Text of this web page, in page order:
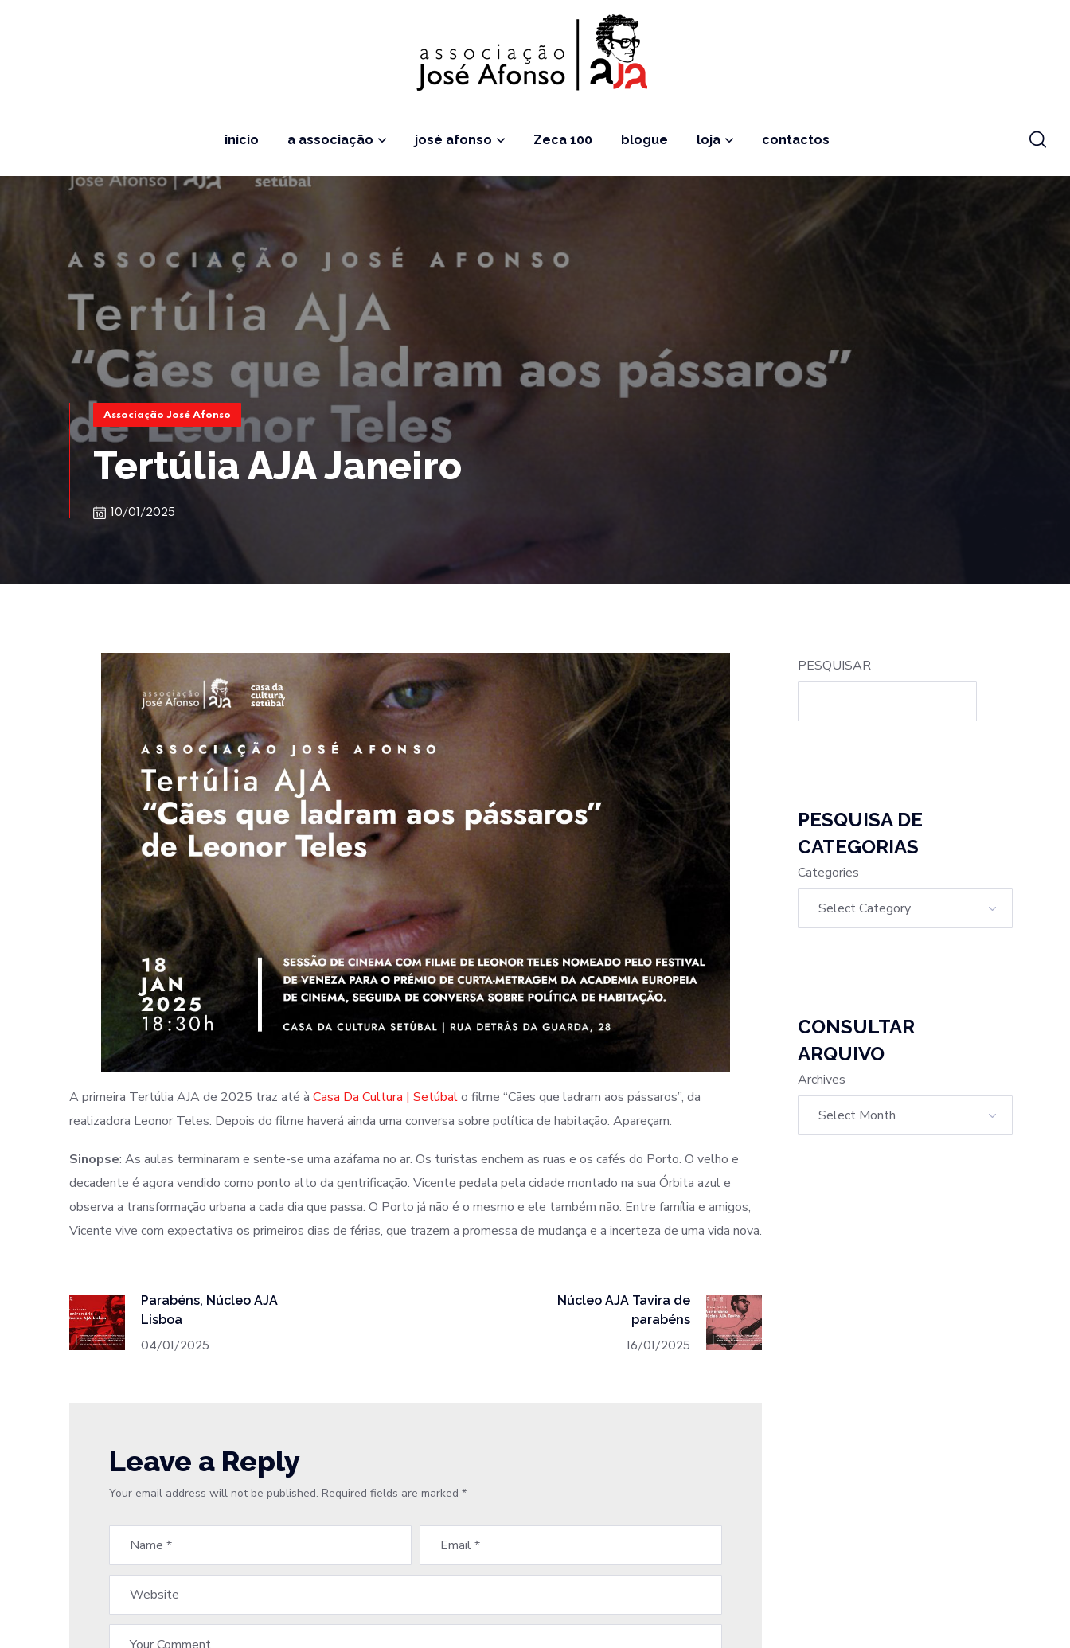
início a associação josé afonso Zeca 100 blogue loja contactos
Associação José Afonso
Tertúlia AJA Janeiro
10/01/2025
A primeira Tertúlia AJA de 2025 traz até à Casa Da Cultura | Setúbalo filme “Cães que ladram aos pássaros”, da
realizadora Leonor Teles. Depois do filme haverá ainda uma conversa sobre política de habitação. Apareçam.
Sinopse: As aulas terminaram e sente-se uma azáfama no ar. Os turistas enchem as ruas e os cafés do Porto. O velho e
decadente é agora vendido como ponto alto da gentrificação. Vicente pedala pela cidade montado na sua Órbita azul e
observa a transformação urbana a cada dia que passa. O Porto já não é o mesmo e ele também não. Entre família e amigos,
Vicente vive com expectativa os primeiros dias de férias, que trazem a promessa de mudança e a incerteza de uma vida nova.
Parabéns, Núcleo AJA
Lisboa
04/01/2025
Núcleo AJA Tavira de
parabéns
16/01/2025
Leave a Reply
Your email address will not be published. Required fields are marked *
PESQUISAR
PESQUISA DE
CATEGORIAS
Categories
CONSULTAR
ARQUIVO
Archives